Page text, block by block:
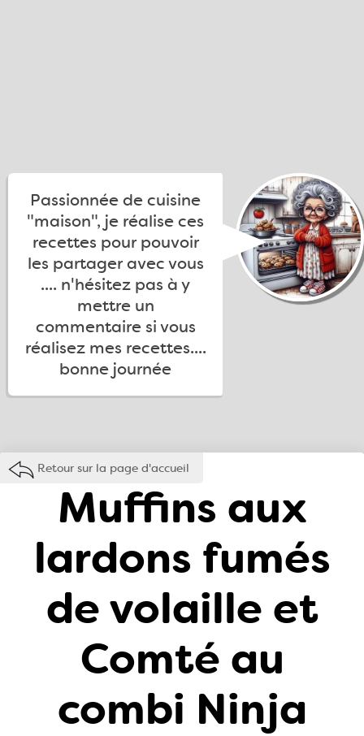
Passionnée de cuisine
"maison", je réalise ces
recettes pour pouvoir
les partager avec vous
.... n'hésitez pas à y
mettre un
commentaire si vous
réalisez mes recettes....
bonne journée
Retour sur la page d'accueil
Muffins aux
lardons fumés
de volaille et
Comté au
combi Ninja